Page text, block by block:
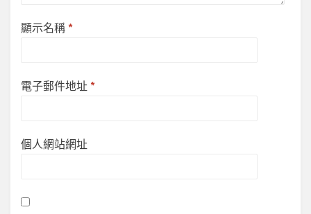
顯示名稱 *
電子郵件地址 *
個人網站網址